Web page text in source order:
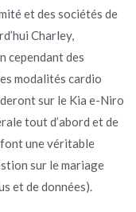
et des sociétés de
Charley,
cependant des
modalités cardio
sur le Kia e-Niro
tout d’abord et de
une véritable
sur le mariage
et de données).